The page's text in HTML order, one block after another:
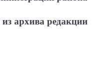
архива редакции